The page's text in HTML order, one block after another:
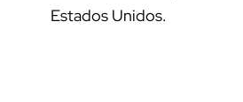
Estados Unidos.